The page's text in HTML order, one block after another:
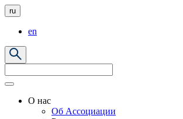
ru
en
О нас
Об Ассоциации